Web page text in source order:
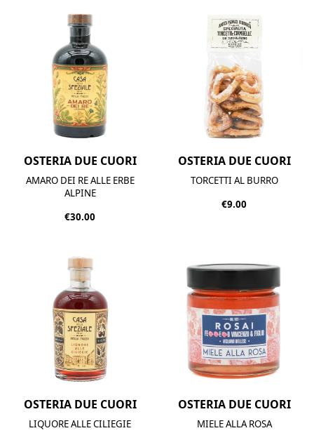
OSTERIA DUE CUORI
AMARO DEI RE ALLE ERBE
ALPINE
€30.00
OSTERIA DUE CUORI
TORCETTI AL BURRO
€9.00
OSTERIA DUE CUORI
LIQUORE ALLE CILIEGIE
OSTERIA DUE CUORI
MIELE ALLA ROSA